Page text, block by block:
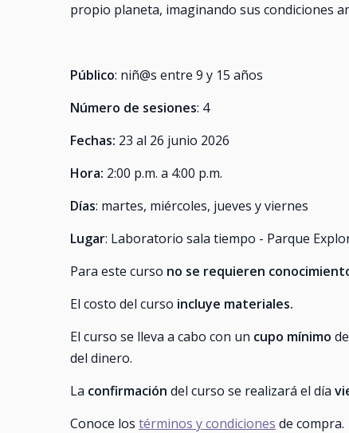
propio planeta, imaginando sus condiciones
Público: niñ@s entre 9 y 15 años
Número de sesiones: 4
Fechas: 23 al 26 junio 2026
Hora: 2:00 p.m. a 4:00 p.m.
Días: martes, miércoles, jueves y viernes
Lugar: Laboratorio sala tiempo - Parque
Para este curso no se requieren
El costo del curso incluye materiales.
El curso se lleva a cabo con un cupo mínimo de
del dinero.
La confirmación del curso se realizará el día
Conoce los términos y condiciones de compra.